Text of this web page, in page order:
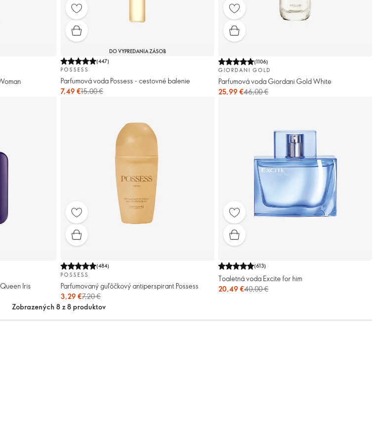
DO VYPREDANIA ZÁSOB
(447)
POSSESS
Parfumová voda Possess - cestovné balenie
7,49 €15,00 €
(1106)
GIORDANI GOLD
Parfumová voda Giordani Gold White
25,99 €46,00 €
Iris
(484)
POSSESS
Parfumovaný guľôčkový antiperspirant Possess
3,29 €7,20 €
(613)
Toaletná voda Excite for him
20,49 €40,00 €
Zobrazených 8 z 8 produktov